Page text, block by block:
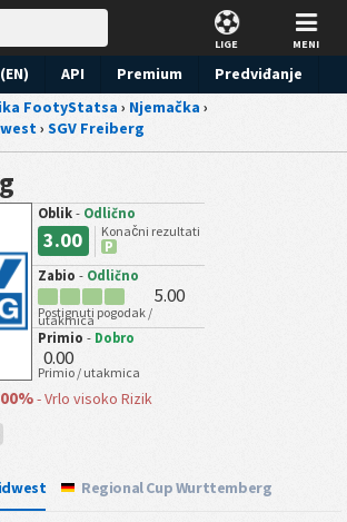
LIGE MENI
API Premium
Predviđanje
FootyStatsa › Njemačka ›
› SGV Freiberg
Oblik - Odlično
3.00
Konačni rezultati
P
Zabio - Odlično
5.00
Postignuti pogodak /
utakmica
Primio - Dobro
0.00
Primio / utakmica
-Vrlo visoko Rizik
Regional Cup Wurttemberg